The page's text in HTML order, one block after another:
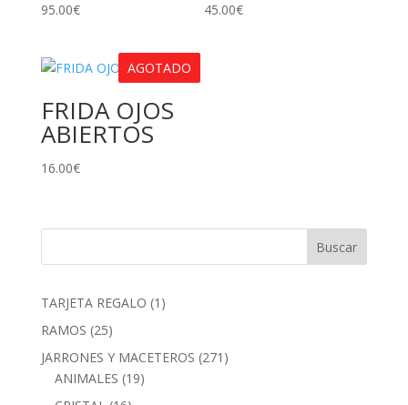
95.00€ 45.00€
AGOTADO
FRIDA OJOS
ABIERTOS
16.00€
TARJETA REGALO 1 1
RAMOS 2525
productos
JARRONES Y MACETEROS 271 271
ANIMALES 1919